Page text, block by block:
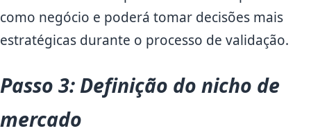
como negócio e poderá tomar decisões mais
estratégicas durante o processo de validação.
Passo 3: Definição do nicho de
mercado